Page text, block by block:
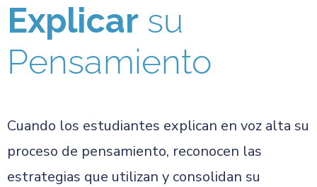
Explicar su
Pensamiento
Cuando los estudiantes explican en voz alta su
proceso de pensamiento, reconocen las
estrategias que utilizan y consolidan su